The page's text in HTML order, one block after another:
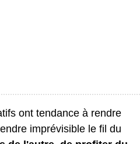
ont tendance à rendre
imprévisible le fil du